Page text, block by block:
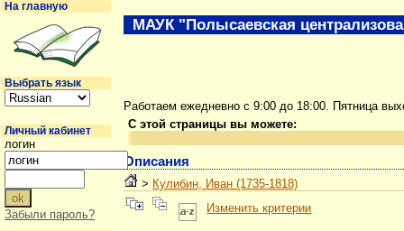
Работаем ежедневно с 9:00 до 18:00. Пятница
С этой страницы вы можете:
Описания
> Кулибин, Иван (1735-1818)
Изменить критерии
МАУК "Полысаевская
На главную
Выбрать язык
Личный кабинет
логин
Забыли пароль?